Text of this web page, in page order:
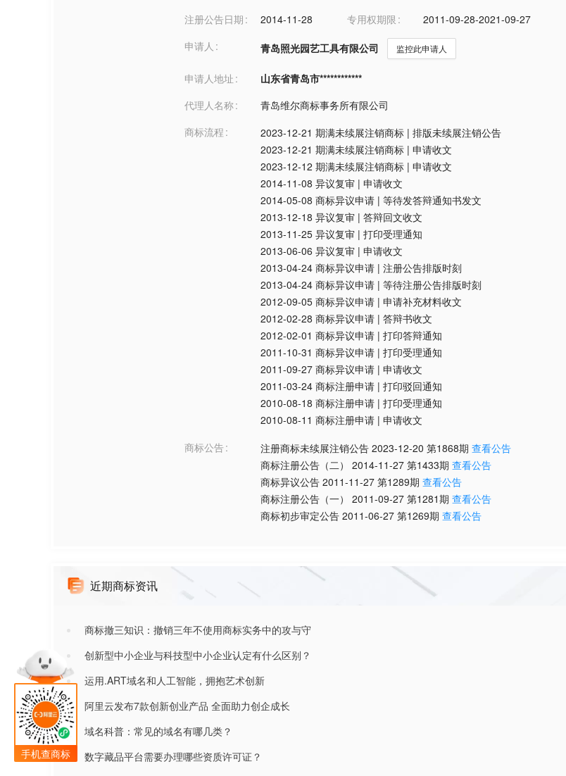
注册公告日期
2014-11-28 专用权期限
2011-09-28-2021-09-27
申请人
青岛照光园艺工具有限公司 监控此申请人
申请人地址
山东省青岛市************
代理人名称
青岛维尔商标事务所有限公司
商标流程
2023-12-21 期满未续展注销商标 | 排版未续展注销公告
2023-12-21 期满未续展注销商标 | 申请收文
2023-12-12 期满未续展注销商标 | 申请收文
2014-11-08 异议复审 | 申请收文
2014-05-08 商标异议申请 | 等待发答辩通知书发文
2013-12-18 异议复审 | 答辩回文收文
2013-11-25 异议复审 | 打印受理通知
2013-06-06 异议复审 | 申请收文
2013-04-24 商标异议申请 | 注册公告排版时刻
2013-04-24 商标异议申请 | 等待注册公告排版时刻
2012-09-05 商标异议申请 | 申请补充材料收文
2012-02-28 商标异议申请 | 答辩书收文
2012-02-01 商标异议申请 | 打印答辩通知
2011-10-31 商标异议申请 | 打印受理通知
2011-09-27 商标异议申请 | 申请收文
2011-03-24 商标注册申请 | 打印驳回通知
2010-08-18 商标注册申请 | 打印受理通知
2010-08-11 商标注册申请 | 申请收文
商标公告
注册商标未续展注销公告 2023-12-20 第1868期 查看公告
商标注册公告（二）
2014-11-27 第1433期 查看公告
商标异议公告 2011-11-27 第1289期 查看公告
商标注册公告（一）
2011-09-27 第1281期 查看公告
商标初步审定公告 2011-06-27 第1269期 查看公告
近期商标资讯
商标撤三知识：撤销三年不使用商标实务中的攻与守
创新型中小企业与科技型中小企业认定有什么区别？
运用.ART域名和人工智能，拥抱艺术创新
阿里云发布7款创新创业产品 全面助力创企成长
域名科普：常见的域名有哪几类？
数字藏品平台需要办理哪些资质许可证？
手机查商标